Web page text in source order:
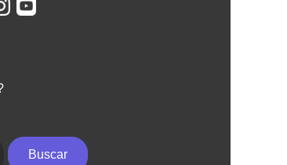
Buscar